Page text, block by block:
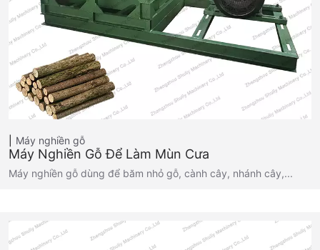
Máy nghiền gỗ
Máy Nghiền Gỗ Để Làm Mùn Cưa
Máy nghiền gỗ dùng để băm nhỏ gỗ, cành cây, nhánh cây,...